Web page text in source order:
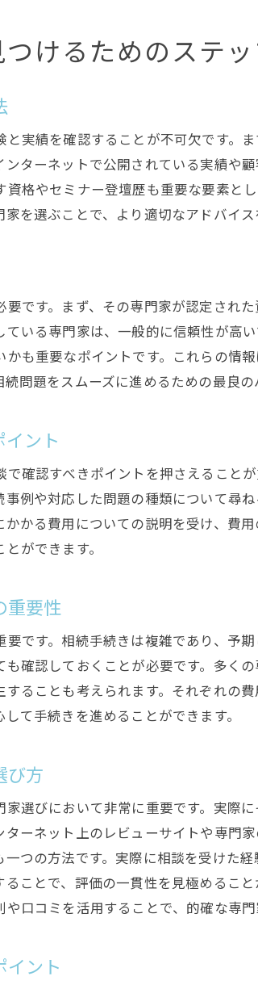
相続弁護士との初回相談での質問例
初回相談後の判断材料としての費用見積
最適な相続弁護士を選ぶための初回相談
題のトラブルを未然に防ぐ専門家の活
トラブル防止のための相続専門家活用事例
事例から学ぶ相続問題を防ぐためのステ
相続問題を未然に防ぐための相談窓口の
けるためのステ
実績を確認することが不可欠です。
ターネットで公開されている実績や
格やセミナー登壇歴も重要な要素と
を選ぶことで、より適切なアドバイス
です。まず、その専門家が認定され
いる専門家は、一般的に信頼性が高
も重要なポイントです。これらの情
問題をスムーズに進めるための最良の
ント
確認すべきポイントを押さえること
例や対応した問題の種類について尋
かる費用についての説明を受け、費
ができます。
重要性
です。相続手続きは複雑であり、予
確認しておくことが必要です。多く
ることも考えられます。それぞれの
て手続きを進めることができます。
び方
選びにおいて非常に重要です。実際
ーネット上のレビューサイトや専門
つの方法です。実際に相談を受けた
ことで、評価の一貫性を見極めるこ
口コミを活用することで、的確な専門
イント